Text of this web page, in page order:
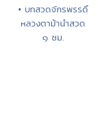
• บทสวดจักรพรรดิ์
หลวงตาม้านำสวด
๑ ชม.